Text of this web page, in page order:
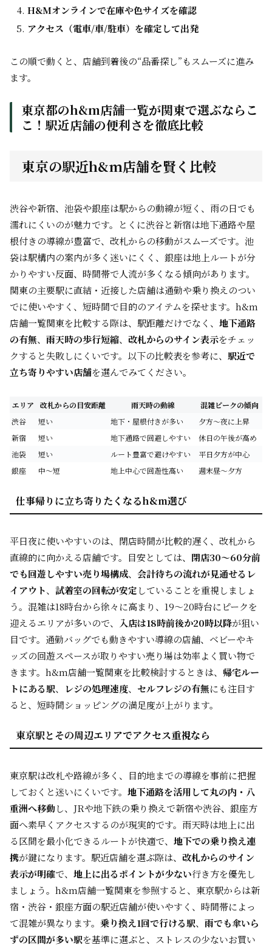
H&Mオンラインで在庫や色サイズを確認
アクセス（電車/車/駐車）を確定して出発
この順で動くと、店舗到着後の“品番探し”もスムーズに進み
ます。
東京都のh&m店舗一覧が関東で選ぶならこ
こ！駅近店舗の便利さを徹底比較
東京の駅近h&m店舗を賢く比較
渋谷や新宿、池袋や銀座は駅からの動線が短く、雨の日でも
濡れにくいのが魅力です。とくに渋谷と新宿は地下通路や屋
根付きの導線が豊富で、改札からの移動がスムーズです。池
袋は駅構内の案内が多く迷いにくく、銀座は地上ルートが分
かりやすい反面、時間帯で人流が多くなる傾向があります。
関東の主要駅に直結・近接した店舗は通勤や乗り換えのつい
でに使いやすく、短時間で目的のアイテムを探せます。h&m
店舗一覧関東を比較する際は、駅距離だけでなく、 地下通路
の有無、 雨天時の歩行短縮、 改札からのサイン表示をチェッ
クすると失敗しにくいです。以下の比較表を参考に、 駅近で
立ち寄りやすい店舗を選んでみてください。
エリア 改札からの目安距離 雨天時の動線
混雑ピークの傾向
渋谷
短い 地下・屋根付きが多い
夕方〜夜に上昇
新宿
短い 地下通路で回避しやすい
休日の午後が高め
池袋
短い ルート豊富で避けやすい
平日夕方が中心
銀座
中〜短 地上中心で回遊性高い 週末昼〜夕方
仕事帰りに立ち寄りたくなるh&m選び
平日夜に使いやすいのは、閉店時間が比較的遅く、改札から
直線的に向かえる店舗です。目安としては、 閉店30〜60分前
でも回遊しやすい売り場構成、 会計待ちの流れが見通せるレ
イアウト、 試着室の回転が安定していることを重視しましょ
う。混雑は18時台から徐々に高まり、19〜20時台にピークを
迎えるエリアが多いので、
入店は18時前後か20時以降が狙い
目です。通勤バッグでも動きやすい導線の店舗、ベビーやキ
ッズの回遊スペースが取りやすい売り場は効率よく買い物で
きます。h&m店舗一覧関東を比較検討するときは、 帰宅ルー
トにある駅、 レジの処理速度、 セルフレジの有無にも注目す
ると、短時間ショッピングの満足度が上がります。
東京駅とその周辺エリアでアクセス重視なら
東京駅は改札や路線が多く、目的地までの導線を事前に把握
しておくと迷いにくいです。 地下通路を活用して丸の内・八
重洲へ移動し、JRや地下鉄の乗り換えで新宿や渋谷、銀座方
面へ素早くアクセスするのが現実的です。雨天時は地上に出
る区間を最小化できるルートが快適で、 地下での乗り換え連
携が鍵になります。駅近店舗を選ぶ際は、 改札からのサイン
表示が明確で、 地上に出るポイントが少ない行き方を優先し
ましょう。h&m店舗一覧関東を参照すると、東京駅からは新
宿・渋谷・銀座方面の駅近店舗が使いやすく、時間帯によっ
て混雑が異なります。 乗り換え1回で行ける駅、 雨でも傘いら
ずの区間が多い駅を基準に選ぶと、ストレスの少ないお買い